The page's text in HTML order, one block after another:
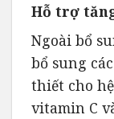
Hỗ trợ
Ngoài bổ
bổ sung
thiết cho
vitamin C